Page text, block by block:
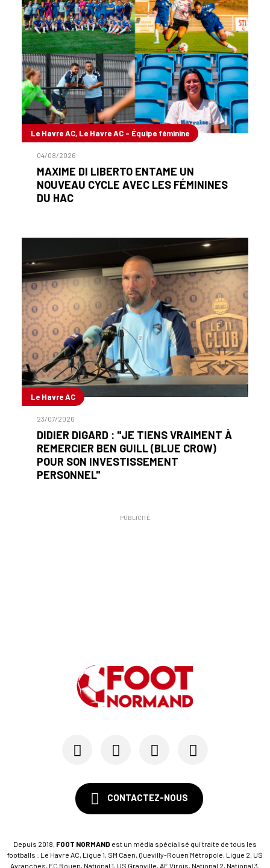
Le Havre AC, Le Havre AC - Équipe féminine
04/08/2026
MAXIME DI LIBERTO ENTAME UN
NOUVEAU CYCLE AVEC LES FÉMININES
DU HAC
Le Havre AC
23/07/2026
DIDIER DIGARD : "JE TIENS VRAIMENT À
REMERCIER BEN GUILL (BLUE CROW)
POUR SON INVESTISSEMENT
PERSONNEL"
PUBLICITÉ
CONTACTEZ-NOUS
Depuis 2018, FOOT NORMAND est un média spécialisé qui traite de tous les
footballs : Le Havre AC, Ligue 1, SM Caen, Quevilly-Rouen Métropole, Ligue 2, US
Avranches, FC Rouen, National 1, US Granville, AF Virois, National 2, National 3,